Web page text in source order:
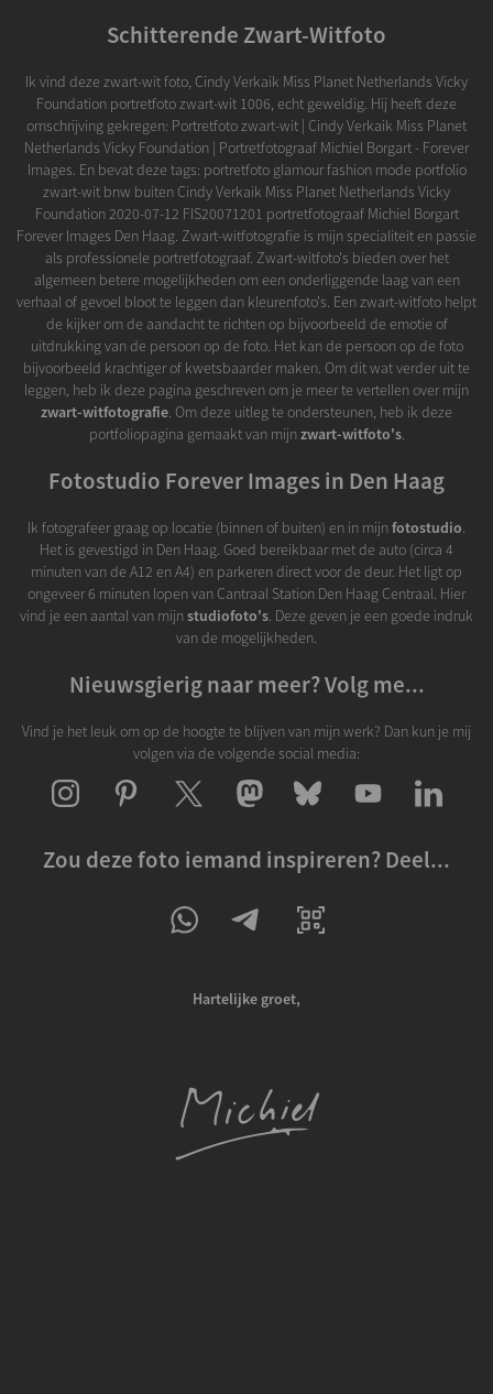
Schitterende Zwart-Witfoto
Ik vind deze zwart-wit foto, Cindy Verkaik Miss Planet Netherlands Vicky
Foundation portretfoto zwart-wit 1006, echt geweldig. Hij heeft deze
omschrijving gekregen: Portretfoto zwart-wit | Cindy Verkaik Miss Planet
Netherlands Vicky Foundation | Portretfotograaf Michiel Borgart - Forever
Images. En bevat deze tags: portretfoto glamour fashion mode portfolio
zwart-wit bnw buiten Cindy Verkaik Miss Planet Netherlands Vicky
Foundation 2020-07-12 FIS20071201 portretfotograaf Michiel Borgart
Forever Images Den Haag. Zwart-witfotografie is mijn specialiteit en passie
als professionele portretfotograaf. Zwart-witfoto's bieden over het
algemeen betere mogelijkheden om een onderliggende laag van een
verhaal of gevoel bloot te leggen dan kleurenfoto's. Een zwart-witfoto helpt
de kijker om de aandacht te richten op bijvoorbeeld de emotie of
uitdrukking van de persoon op de foto. Het kan de persoon op de foto
bijvoorbeeld krachtiger of kwetsbaarder maken. Om dit wat verder uit te
leggen, heb ik deze pagina geschreven om je meer te vertellen over mijn
zwart-witfotografie. Om deze uitleg te ondersteunen, heb ik deze
portfoliopagina gemaakt van mijnzwart-witfoto's.
Fotostudio Forever Images in Den Haag
Ik fotografeer graag op locatie (binnen of buiten) en in mijnfotostudio.
Het is gevestigd in Den Haag. Goed bereikbaar met de auto (circa 4
minuten van de A12 en A4) en parkeren direct voor de deur. Het ligt op
ongeveer 6 minuten lopen van Cantraal Station Den Haag Centraal. Hier
vind je een aantal van mijnstudiofoto's. Deze geven je een goede indruk
van de mogelijkheden.
Nieuwsgierig naar meer? Volg me...
Vind je het leuk om op de hoogte te blijven van mijn werk? Dan kun je mij
volgen via de volgende social media:
Zou deze foto iemand inspireren? Deel...
Hartelijke groet,